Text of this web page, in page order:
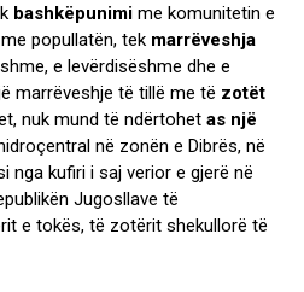
bashkëpunimi me komunitetin e
popullatën, tek marrëveshja
e levërdisëshme dhe e
marrëveshje të tillë me të zotët
nuk mund të ndërtohet as një
në zonën e Dibrës, në
nga kufiri i saj verior e gjerë në
Jugosllave të
e tokës, të zotërit shekullorë të